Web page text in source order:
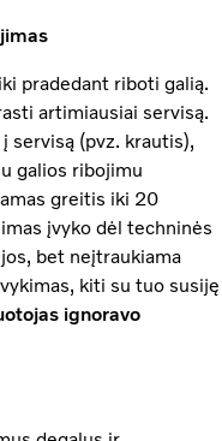
pradedant riboti galią.
artimiausiai servisą.
servisą (pvz. krautis),
galios ribojimu
greitis iki 20
įvyko dėl techninės
bet neįtraukiama
kiti su tuo susiję
ignoravo